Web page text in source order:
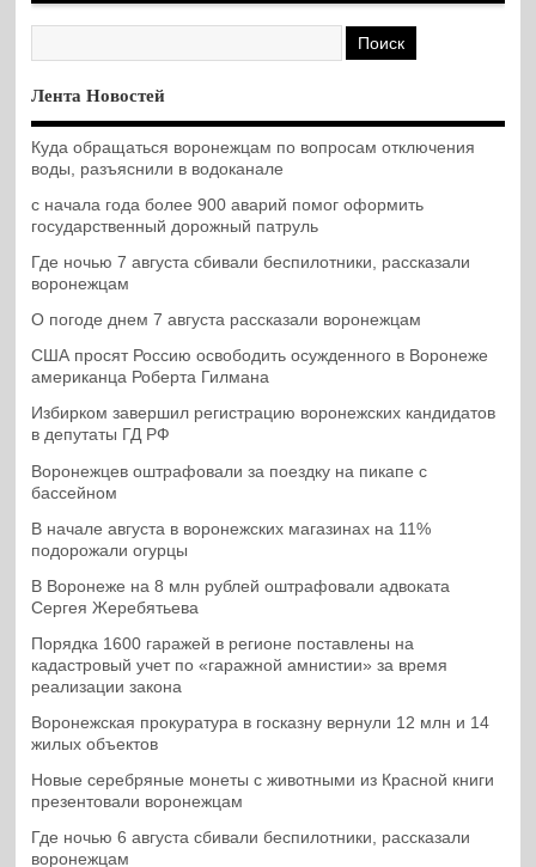
Лента Новостей
Куда обращаться воронежцам по вопросам отключения
воды, разъяснили в водоканале
с начала года более 900 аварий помог оформить
государственный дорожный патруль
Где ночью 7 августа сбивали беспилотники, рассказали
воронежцам
О погоде днем 7 августа рассказали воронежцам
США просят Россию освободить осужденного в Воронеже
американца Роберта Гилмана
Избирком завершил регистрацию воронежских кандидатов
в депутаты ГД РФ
Воронежцев оштрафовали за поездку на пикапе с
бассейном
В начале августа в воронежских магазинах на 11%
подорожали огурцы
В Воронеже на 8 млн рублей оштрафовали адвоката
Сергея Жеребятьева
Порядка 1600 гаражей в регионе поставлены на
кадастровый учет по «гаражной амнистии» за время
реализации закона
Воронежская прокуратура в госказну вернули 12 млн и 14
жилых объектов
Новые серебряные монеты с животными из Красной книги
презентовали воронежцам
Где ночью 6 августа сбивали беспилотники, рассказали
воронежцам